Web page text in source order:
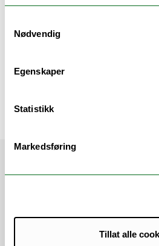
Nødvendig
Egenskaper
Statistikk
Markedsføring
Tillat alle
Tjenester knytta til
Lånekassen - dataflyt og
påminning/purring,
Velkommen!
12.06.25 kl 12.30–14.30
Ansvarlig:Grethe Karlsen